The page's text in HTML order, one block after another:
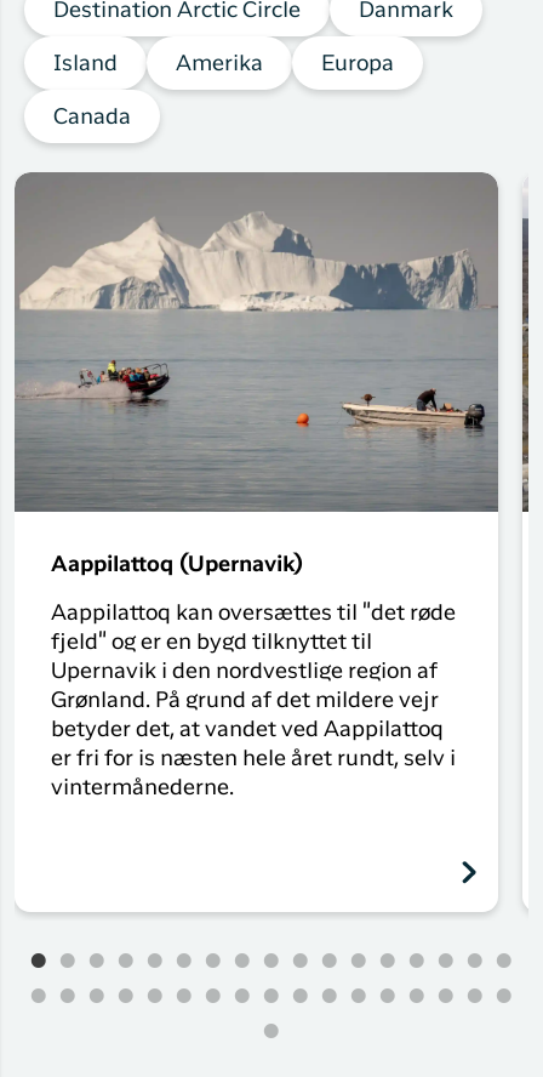
Destination Arctic Circle Danmark
Island Amerika Europa
Canada
Aappilattoq (Upernavik)
Aappilattoq kan oversættes til "det røde
fjeld" og er en bygd tilknyttet til
Upernavik i den nordvestlige region af
Grønland. På grund af det mildere vejr
betyder det, at vandet ved Aappilattoq
er fri for is næsten hele året rundt, selv i
vintermånederne.